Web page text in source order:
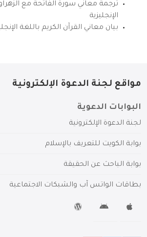
ترجمة معاني سورة الفاتحة مع
الإنجليزية
بيان معاني القرآن الكريم باللغة
مواقع لجنة الدعوة الإلكترونية
البوابات الدعوية
لجنة الدعوة الإلكترونية
بوابة الكويت للتعريف بالإسلام
بوابة الباحث عن الحقيقة
بطاقات الواتس آب والشبكات الاجتماعية